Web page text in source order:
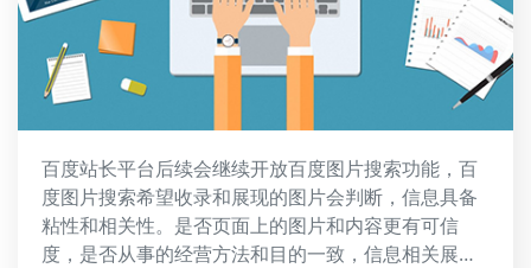
百度站长平台后续会继续开放百度图片搜索功能，百
度图片搜索希望收录和展现的图片会判断，信息具备
粘性和相关性。是否页面上的图片和内容更有可信
度，是否从事的经营方法和目的一致，信息相关展